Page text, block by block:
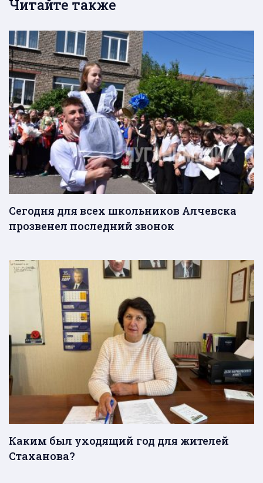
Читайте также
Сегодня для всех школьников Алчевска
прозвенел последний звонок
Каким был уходящий год для жителей
Стаханова?